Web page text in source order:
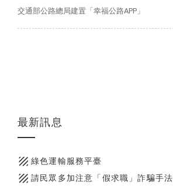
交通部公路總局建置「幸福公路APP」
最新訊息
texture 綠色運輸服務平臺
texture 請民眾多加注意「假求職」詐騙手法